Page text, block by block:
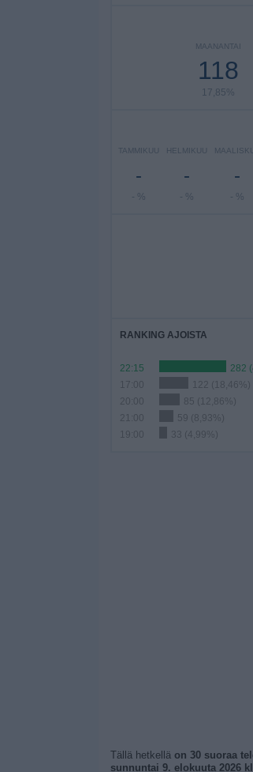
MAANANTAI
118
17,85%
TAMMIKUU
-
- %
HELMIKUU
-
- %
-
- %
RANKING AJOISTA
22:15
282
17:00
122 (18,46%)
20:00
85 (12,86%)
21:00
59 (8,93%)
19:00
33 (4,99%)
Tällä hetkellä on 30 suoraa
sunnuntai 9. elokuuta 2026